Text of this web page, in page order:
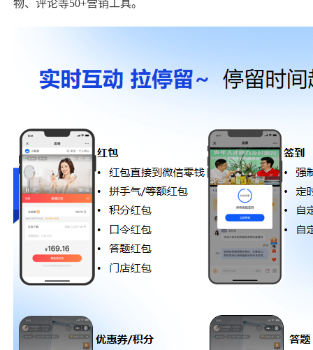
物、评论等50+营销工具。